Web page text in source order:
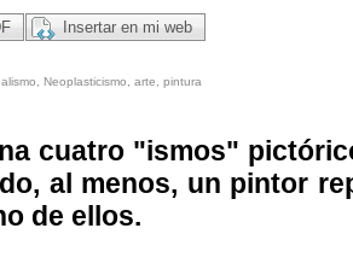
Insertar en mi web
Neoplasticismo, arte, pintura
cuatro "ismos"
al menos, un pintor
de ellos.